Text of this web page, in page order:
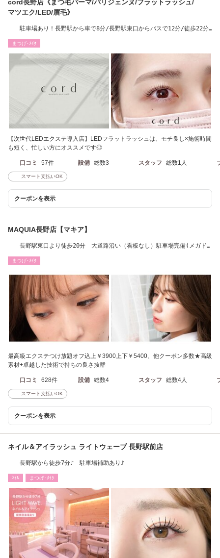
cord長野店《まつ毛パーマ/パリジェンヌ/フラットラッシュ/
マツエク/LED/眉毛》
駐車場あり！長野駅から車で8分/長野駅東口からバスで12分/徒歩22分
まつげ･ﾒｲｸ
【次世代LEDエクステ導入店】LEDフラットラッシュは、モチ良し×施術時間
も短く、忙しい方にオススメです◎
口コミ 57件 設備 総数3 スタッフ 総数1人
スマート支払いOK
クーポンを表示
MAQUIA長野店【マキア】
長野駅東口より徒歩20分 大道路沿い（看板なし）駐車場完備(メガド
まつげ･ﾒｲｸ
最高級エクステつけ放題オフ込上￥3900上下￥5400、他クーポン多数★高級
素材+卓越した技術で持ちの良さ抜群
口コミ 628件 設備 総数4 スタッフ 総数4人
スマート支払いOK
クーポンを表示
ネイル＆アイラッシュ ライトウェーブ 長野駅前店
長野駅から徒歩7分♪ 駐車場補助あり♪
ﾈｲﾙ まつげ･ﾒｲｸ